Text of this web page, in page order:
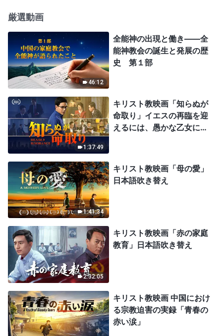
厳選動画
46:12
全能神の出現と働き——全
能神教会の誕生と発展の歴
史 第１部
1:37:49
キリスト教映画「知らぬが
命取り」イエスの再臨を迎
えるには、愚かな乙女にな
1:41:34
キリスト教映画「母の愛」
日本語吹き替え
2:32:05
キリスト教映画「赤の家庭
教育」日本語吹き替え
キリスト教映画 中国におけ
る宗教迫害の実録「青春の
赤い涙」